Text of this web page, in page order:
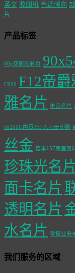
英文 胶印机 色调倾向
片
产品标签
80g双胶纸彩页
C009 F12帝爵
雅名片 击凸名片
面200G内页157克画册印刷
丝金 整本157克画册
珍珠光名
面卡名片
透明名片
水名片 零售业联
我们服务的区域